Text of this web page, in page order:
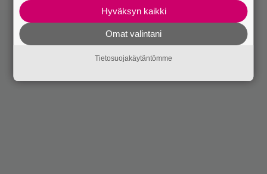
Hyväksyn kaikki
Omat valintani
Tietosuojakäytäntömme